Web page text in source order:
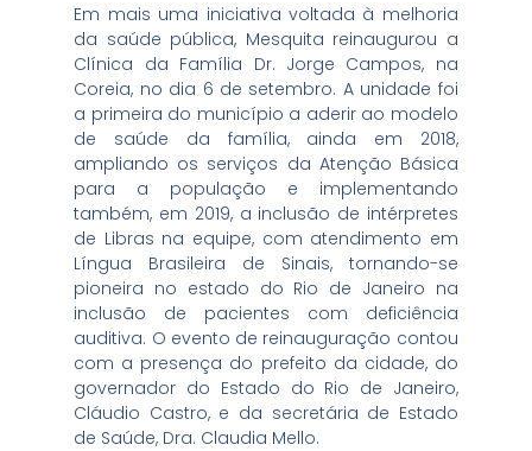
Em mais uma iniciativa voltada à melhoria
da saúde pública, Mesquita reinaugurou a
Clínica da Família Dr. Jorge Campos, na
Coreia, no dia 6 de setembro. A unidade foi
a primeira do município a aderir ao modelo
de saúde da família, ainda em 2018,
ampliando os serviços da Atenção Básica
para a população e implementando
também, em 2019, a inclusão de intérpretes
de Libras na equipe, com atendimento em
Língua Brasileira de Sinais, tornando-se
pioneira no estado do Rio de Janeiro na
inclusão de pacientes com deficiência
auditiva. O evento de reinauguração contou
com a presença do prefeito da cidade, do
governador do Estado do Rio de Janeiro,
Cláudio Castro, e da secretária de Estado
de Saúde, Dra. Claudia Mello.